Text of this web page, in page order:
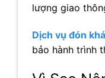
lượng giao
Dịch vụ đón
bảo hành trình